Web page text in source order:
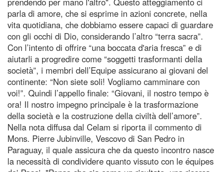
parla di amore, che si esprime in azioni concrete, nella
vita quotidiana, che dobbiamo essere capaci di guardare
con gli occhi di Dio, considerando l’altro “terra sacra”.
Con l’intento di offrire “una boccata d'aria fresca” e di
aiutarli a progredire come “soggetti trasformanti della
società”, i membri dell’Equipe assicurano ai giovani del
continente: “Non siete soli! Vogliamo camminare con
voi!”. Quindi l’appello finale: “Giovani, il nostro tempo è
ora! Il nostro impegno principale è la trasformazione
della società e la costruzione della civiltà dell’amore”.
Nella nota diffusa dal Celam si riporta il commento di
Mons. Pierre Jubinville, Vescovo di San Pedro in
Paraguay, il quale assicura che da questo incontro nasce
la necessità di condividere quanto vissuto con le équipes